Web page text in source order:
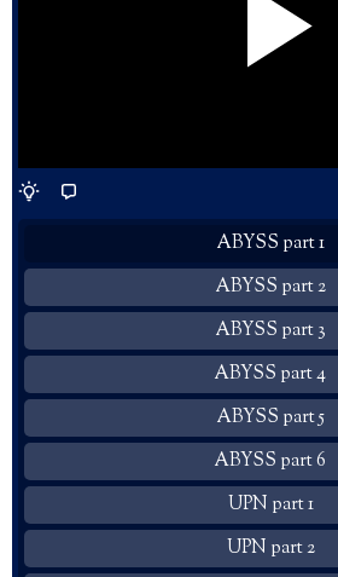
ABYSS part 1
ABYSS part 2
ABYSS part 3
ABYSS part 4
ABYSS part 5
ABYSS part 6
UPN part 1
UPN part 2